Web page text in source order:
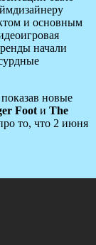
и основным
начали
новые
Foot и The
то, что 2 июня